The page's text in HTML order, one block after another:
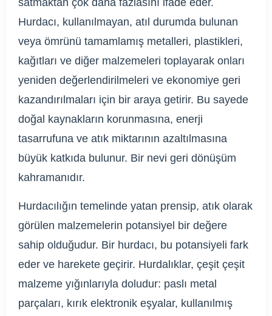
satmaktan çok daha fazlasını ifade eder.
Hurdacı, kullanılmayan, atıl durumda bulunan
veya ömrünü tamamlamış metalleri, plastikleri,
kağıtları ve diğer malzemeleri toplayarak onları
yeniden değerlendirilmeleri ve ekonomiye geri
kazandırılmaları için bir araya getirir. Bu sayede
doğal kaynakların korunmasına, enerji
tasarrufuna ve atık miktarının azaltılmasına
büyük katkıda bulunur. Bir nevi geri dönüşüm
kahramanıdır.
Hurdacılığın temelinde yatan prensip, atık olarak
görülen malzemelerin potansiyel bir değere
sahip olduğudur. Bir hurdacı, bu potansiyeli fark
eder ve harekete geçirir. Hurdalıklar, çeşit çeşit
malzeme yığınlarıyla doludur: paslı metal
parçaları, kırık elektronik eşyalar, kullanılmış